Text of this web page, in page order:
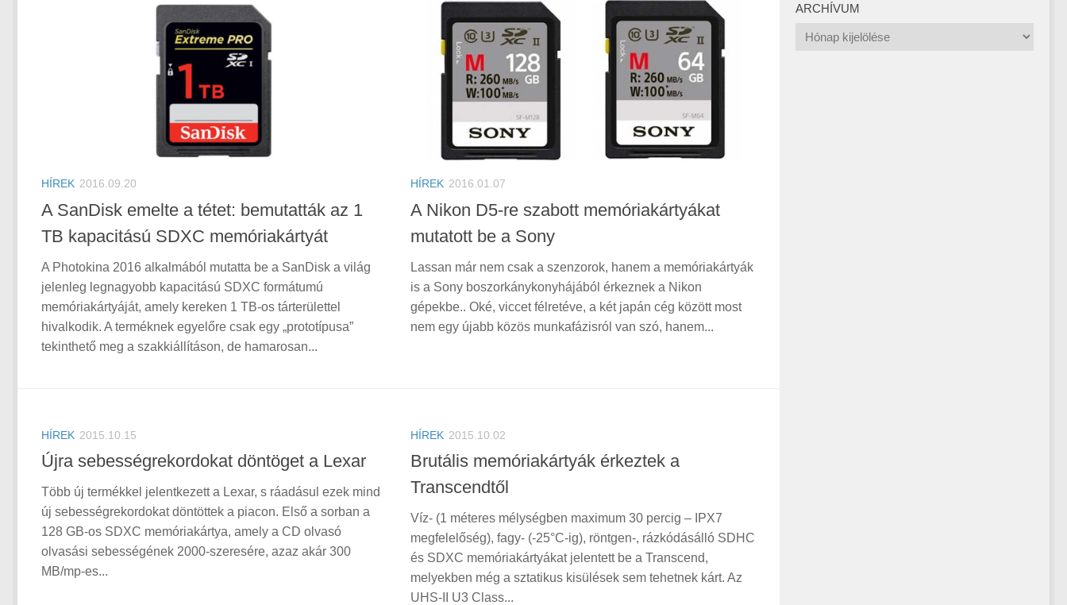
HÍREK 2016.09.20
A SanDisk emelte a tétet: bemutatták az 1
TB kapacitású SDXC memóriakártyát
A Photokina 2016 alkalmából mutatta be a SanDisk a világ
jelenleg legnagyobb kapacitású SDXC formátumú
memóriakártyáját, amely kereken 1 TB-os tárterülettel
hivalkodik. A terméknek egyelőre csak egy „prototípusa”
tekinthető meg a szakkiállításon, de hamarosan...
HÍREK 2016.01.07
A Nikon D5-re szabott memóriakártyákat
mutatott be a Sony
Lassan már nem csak a szenzorok, hanem a memóriakártyák
is a Sony boszorkánykonyhájából érkeznek a Nikon
gépekbe.. Oké, viccet félretéve, a két japán cég között most
nem egy újabb közös munkafázisról van szó, hanem...
HÍREK 2015.10.15
Újra sebességrekordokat döntöget a Lexar
Több új termékkel jelentkezett a Lexar, s ráadásul ezek mind
új sebességrekordokat döntöttek a piacon. Első a sorban a
128 GB-os SDXC memóriakártya, amely a CD olvasó
olvasási sebességének 2000-szeresére, azaz akár 300
MB/mp-es...
HÍREK 2015.10.02
Brutális memóriakártyák érkeztek a
Transcendtől
Víz- (1 méteres mélységben maximum 30 percig – IPX7
megfelelőség), fagy- (-25°C-ig), röntgen-, rázkódásálló SDHC
és SDXC memóriakártyákat jelentett be a Transcend,
melyekben még a sztatikus kisülések sem tehetnek kárt. Az
UHS-II U3 Class...
ARCHÍVUM
Archívum